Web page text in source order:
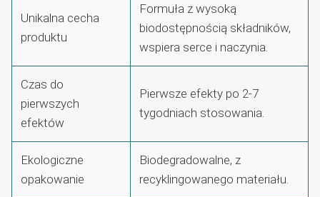
Unikalna cecha
produktu
Formuła z wysoką
biodostępnością składników,
wspiera serce i naczynia.
Czas do
pierwszych
efektów
Pierwsze efekty po 2-7
tygodniach stosowania.
Ekologiczne
opakowanie
Biodegradowalne, z
recyklingowanego materiału.